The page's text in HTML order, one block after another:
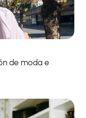
de moda e